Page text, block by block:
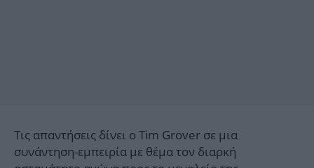
Τις απαντήσεις δίνει ο Tim Grover σε μια
συνάντηση-εμπειρία με θέμα τον διαρκή